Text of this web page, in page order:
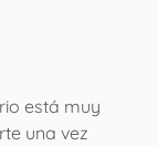
está muy
una vez